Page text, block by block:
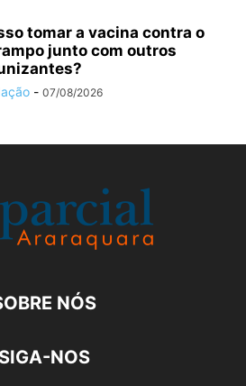
tomar a vacina contra o
junto com outros
- 07/08/2026
NÓS
SIGA-NOS